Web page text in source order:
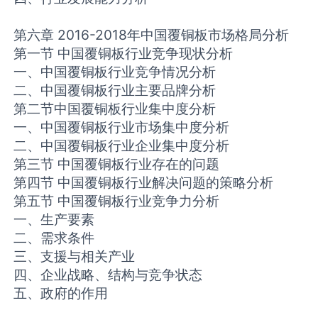
第六章 2016-2018年中国覆铜板市场格局分析
第一节 中国覆铜板行业竞争现状分析
一、中国覆铜板行业竞争情况分析
二、中国覆铜板行业主要品牌分析
第二节中国覆铜板行业集中度分析
一、中国覆铜板行业市场集中度分析
二、中国覆铜板行业企业集中度分析
第三节 中国覆铜板行业存在的问题
第四节 中国覆铜板行业解决问题的策略分析
第五节 中国覆铜板行业竞争力分析
一、生产要素
二、需求条件
三、支援与相关产业
四、企业战略、结构与竞争状态
五、政府的作用